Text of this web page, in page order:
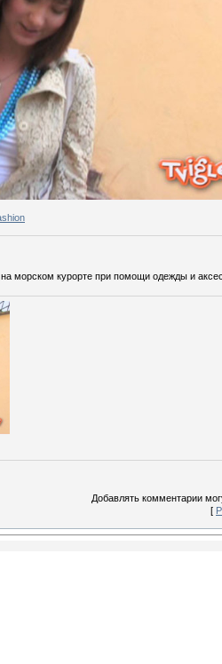
морском курорте при помощи одежды и
Добавлять комментарии
[